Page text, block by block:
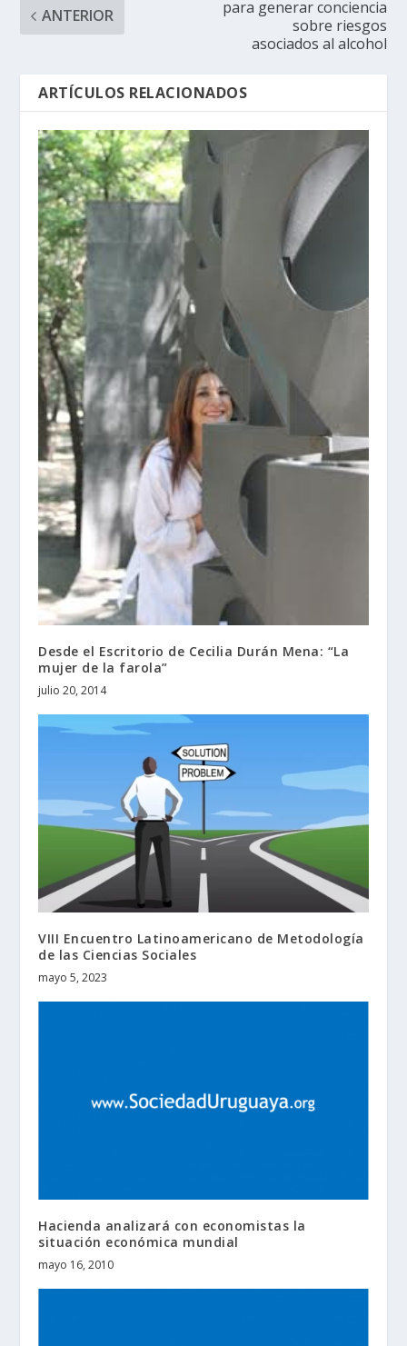
ANTERIOR
para generar conciencia
sobre riesgos
asociados al alcohol
ARTÍCULOS RELACIONADOS
Desde el Escritorio de Cecilia Durán Mena: “La
mujer de la farola”
julio 20, 2014
VIII Encuentro Latinoamericano de Metodología
de las Ciencias Sociales
mayo 5, 2023
Hacienda analizará con economistas la
situación económica mundial
mayo 16, 2010